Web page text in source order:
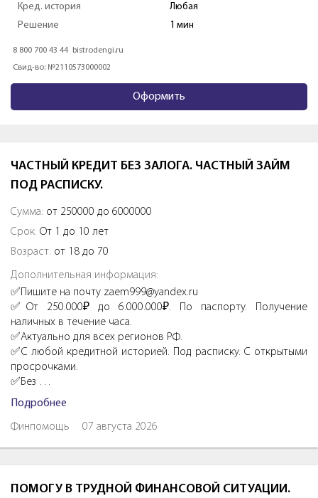
история
Любая
700 43 44 bistrodengi.ru
во: №2110573000002
Оформить
ЧАСТНЫЙ КРЕДИТ БЕЗ ЗАЛОГА. ЧАСТНЫЙ ЗАЙМ
ПОД РАСПИСКУ.
Сумма: от 250000 до 6000000
Срок: От 1 до 10 лет
Возраст: от 18 до 70
Дополнительная информация:
✅Пишите на почту zaem999@yandex.ru
✅От 250.000₽ до 6.000.000₽. По паспорту. Получение
наличных в течение часа.
✅Актуально для всех регионов РФ.
✅С любой кредитной историей. Под расписку. С открытыми
просрочками.
✅Без …
Подробнее
Финпомощь 07 августа 2026
ПОМОГУ В ТРУДНОЙ ФИНАНСОВОЙ СИТУАЦИИ.